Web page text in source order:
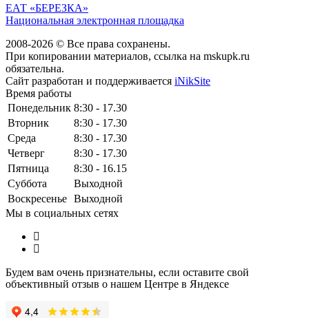
ЕАТ «БЕРЕЗКА»
Национальная электронная площадка
2008-2026 © Все права сохранены.
При копировании материалов, ссылка на mskupk.ru
обязательна.
Сайт разработан и поддерживается iNikSite
Время работы
Понедельник 8:30 - 17.30
Вторник
8:30 - 17.30
Среда
8:30 - 17.30
Четверг
8:30 - 17.30
Пятница
8:30 - 16.15
Суббота
Выходной
Воскресенье Выходной
Мы в социальных сетях
Будем вам очень признательны, если оставите свой
объективный отзыв о нашем Центре в Яндексе